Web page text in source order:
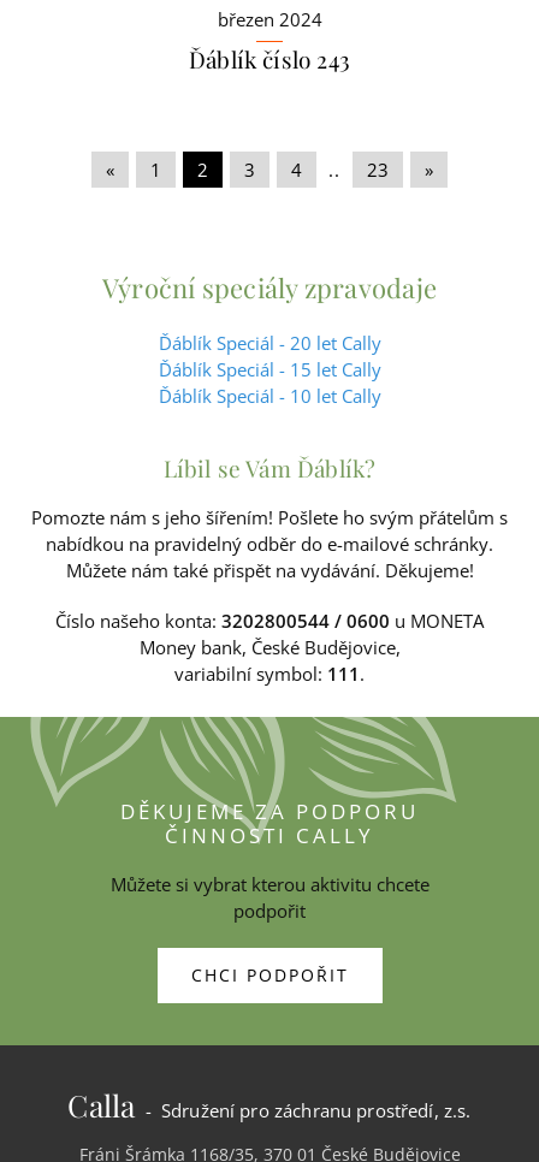
březen 2024
Ďáblík číslo 243
« 1 2 3 4 .. 23 »
Výroční speciály zpravodaje
Ďáblík Speciál - 20 let Cally
Ďáblík Speciál - 15 let Cally
Ďáblík Speciál - 10 let Cally
Líbil se Vám Ďáblík?
Pomozte nám s jeho šířením! Pošlete ho svým přátelům s
nabídkou na pravidelný odběr do e-mailové schránky.
Můžete nám také přispět na vydávání. Děkujeme!
Číslo našeho konta: 3202800544 / 0600 u MONETA
Money bank, České Budějovice,
variabilní symbol: 111 .
DĚKUJEME ZA PODPORU
ČINNOSTI CALLY
Můžete si vybrat kterou aktivitu chcete
podpořit
CHCI PODPOŘIT
Calla - Sdružení pro záchranu prostředí, z.s.
Fráni Šrámka 1168/35, 370 01 České Budějovice